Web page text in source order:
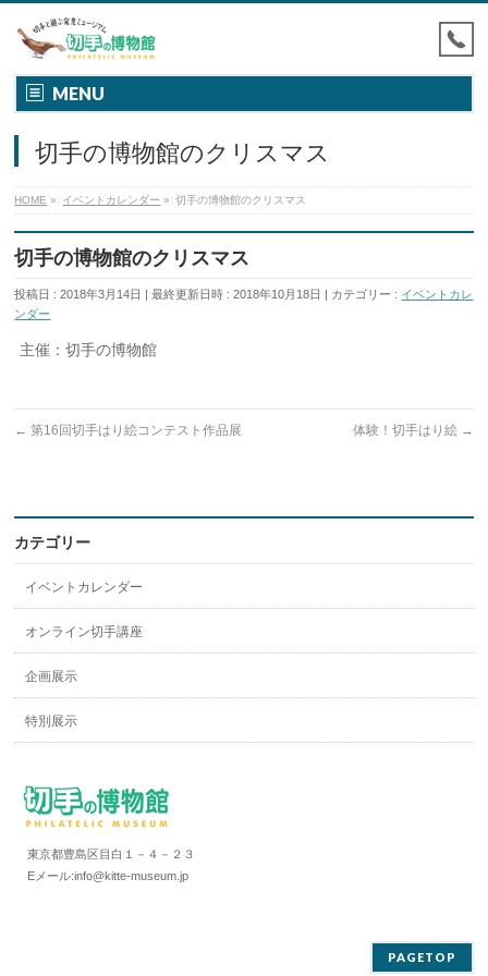
MENU
切手の博物館のクリスマス
HOME » イベントカレンダー » 切手の博物館のクリスマス
切手の博物館のクリスマス
投稿日 : 2018年3月14日 最終更新日時 : 2018年10月18日 カテゴリー : イベントカレ
ンダー
主催：切手の博物館
← 第16回切手はり絵コンテスト作品展 体験！切手はり絵 →
カテゴリー
イベントカレンダー
オンライン切手講座
企画展示
特別展示
東京都豊島区目白１－４－２３
Eメール:info@kitte-museum.jp
PAGETOP